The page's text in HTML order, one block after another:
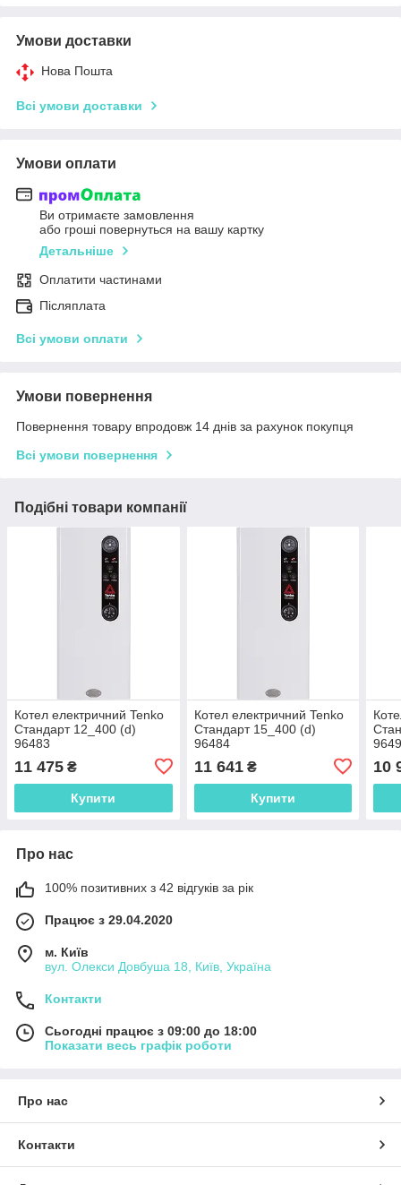
Умови доставки
Нова Пошта
Всі умови доставки
Умови оплати
Ви отримаєте замовлення
або гроші повернуться на вашу картку
Детальніше
Оплатити частинами
Післяплата
Всі умови оплати
Умови повернення
Повернення товару впродовж 14 днів за рахунок покупця
Всі умови повернення
Подібні товари компанії
Котел електричний Tenko
Cтандарт 12_400 (d)
96483
11 475 ₴
Купити
Котел електричний Tenko
Cтандарт 15_400 (d)
96484
11 641₴
Купити
10
Про нас
100% позитивних з 42 відгуків за рік
Працює з 29.04.2020
м. Київ
вул. Олекси Довбуша 18, Київ, Україна
Контакти
Сьогодні працює з 09:00 до 18:00
Показати весь графік роботи
Про нас
Контакти